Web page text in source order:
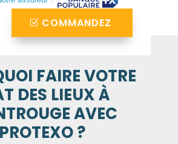
COMMANDEZ
FAIRE VOTRE
DES LIEUX À
AVEC
PROTEXO ?